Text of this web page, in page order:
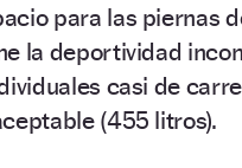
para las piernas
la deportividad
casi de
(455 litros).